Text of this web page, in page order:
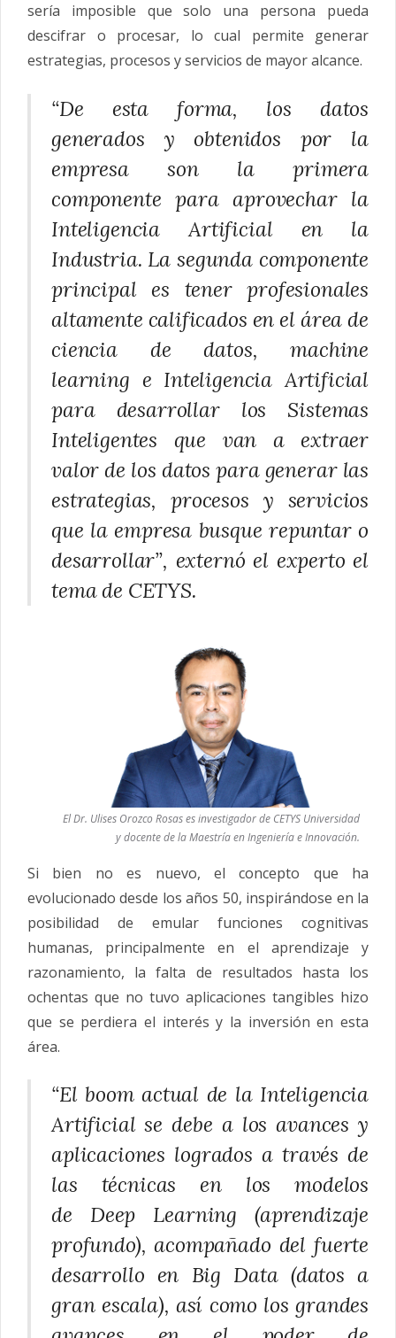
sería imposible que solo una persona pueda
descifrar o procesar, lo cual permite generar
estrategias, procesos y servicios de mayor alcance.
“De esta forma, los datos
generados y obtenidos por la
empresa son la primera
componente para aprovechar la
Inteligencia Artificial en la
Industria. La segunda componente
principal es tener profesionales
altamente calificados en el área de
ciencia de datos, machine
learning e Inteligencia Artificial
para desarrollar los Sistemas
Inteligentes que van a extraer
valor de los datos para generar las
estrategias, procesos y servicios
que la empresa busque repuntar o
desarrollar”, externó el experto el
tema de CETYS.
El Dr. Ulises Orozco Rosas es investigador de CETYS Universidad
y docente de la Maestría en Ingeniería e Innovación.
Si bien no es nuevo, el concepto que ha
evolucionado desde los años 50, inspirándose en la
posibilidad de emular funciones cognitivas
humanas, principalmente en el aprendizaje y
razonamiento, la falta de resultados hasta los
ochentas que no tuvo aplicaciones tangibles hizo
que se perdiera el interés y la inversión en esta
área.
“El boom actual de la Inteligencia
Artificial se debe a los avances y
aplicaciones logrados a través de
las técnicas en los modelos
de Deep Learning (aprendizaje
profundo), acompañado del fuerte
desarrollo en Big Data (datos a
gran escala), así como los grandes